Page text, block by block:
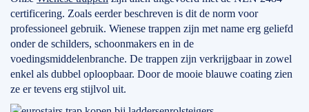
certificering. Zoals eerder beschreven is dit de norm voor
professioneel gebruik. Wienese trappen zijn met name erg geliefd
onder de schilders, schoonmakers en in de
voedingsmiddelenbranche. De trappen zijn verkrijgbaar in zowel
enkel als dubbel oploopbaar. Door de mooie blauwe coating zien
ze er tevens erg stijlvol uit.